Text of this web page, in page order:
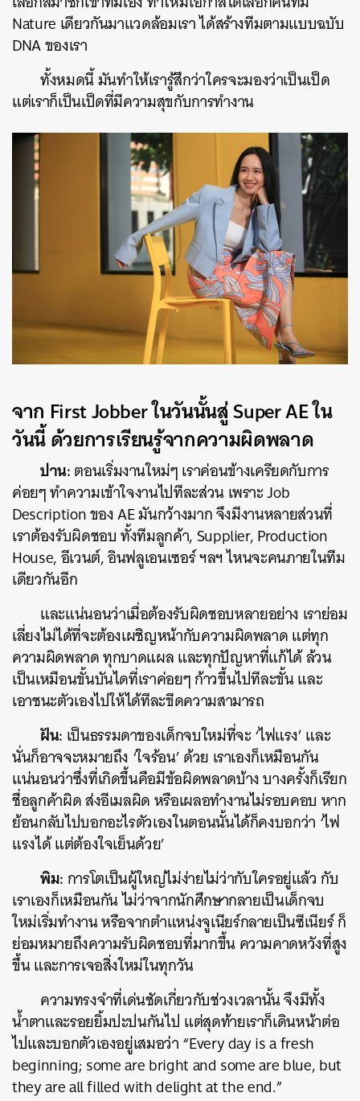
Nature เดียวกันมาแวดล้อมเรา ได้สร้างทีมตามแบบฉบับ
DNA ของเรา
ทั้งหมดนี้ มันทำให้เรารู้สึกว่าใครจะมองว่าเป็นเป็ด
แต่เราก็เป็นเป็ดที่มีความสุขกับการทำงาน
จาก First Jobber ในวันนั้นสู่ Super AEใน
วันนี้ ด้วยการเรียนรู้จากความผิดพลาด
ปาน:ตอนเริ่มงานใหม่ๆ เราค่อนข้างเครียดกับการ
ค่อยๆ ทำความเข้าใจงานไปทีละส่วน เพราะ Job
Description ของ AE มันกว้างมาก จึงมีงานหลายส่วนที่
เราต้องรับผิดชอบ ทั้งทีมลูกค้า, Supplier, Production
House, อีเวนต์, อินฟลูเอนเซอร์ ฯลฯ ไหนจะคนภายในทีม
เดียวกันอีก
และแน่นอนว่าเมื่อต้องรับผิดชอบหลายอย่าง เราย่อม
เลี่ยงไม่ได้ที่จะต้องเผชิญหน้ากับความผิดพลาด แต่ทุก
ความผิดพลาด ทุกบาดแผล และทุกปัญหาที่แก้ได้ ล้วน
เป็นเหมือนขั้นบันไดที่เราค่อยๆ ก้าวขึ้นไปทีละขั้น และ
เอาชนะตัวเองไปให้ได้ทีละขีดความสามารถ
ฝัน: เป็นธรรมดาของเด็กจบใหม่ที่จะ ‘ไฟแรง’ และ
นั่นก็อาจจะหมายถึง ‘ใจร้อน’ ด้วย เราเองก็เหมือนกัน
แน่นอนว่าซึ่งที่เกิดขึ้นคือมีข้อผิดพลาดบ้าง บางครั้งก็เรียก
ชื่อลูกค้าผิด ส่งอีเมลผิด หรือเผลอทำงานไม่รอบคอบ หาก
ย้อนกลับไปบอกอะไรตัวเองในตอนนั้นได้ก็คงบอกว่า ‘ไฟ
แรงได้ แต่ต้องใจเย็นด้วย’
พิม:การโตเป็นผู้ใหญ่ไม่ง่ายไม่ว่ากับใครอยู่แล้ว กับ
เราเองก็เหมือนกัน ไม่ว่าจากนักศึกษากลายเป็นเด็กจบ
ใหม่เริ่มทำงาน หรือจากตำแหน่งจูเนียร์กลายเป็นซีเนียร์ ก็
ย่อมหมายถึงความรับผิดชอบที่มากขึ้น ความคาดหวังที่สูง
ขึ้น และการเจอสิ่งใหม่ในทุกวัน
ความทรงจำที่เด่นชัดเกี่ยวกับช่วงเวลานั้น จึงมีทั้ง
น้ำตาและรอยยิ้มปะปนกันไป แต่สุดท้ายเราก็เดินหน้าต่อ
ไปและบอกตัวเองอยู่เสมอว่า “Every day is a fresh
beginning; some are bright and some are blue, but
they are all filled with delight at the end.”